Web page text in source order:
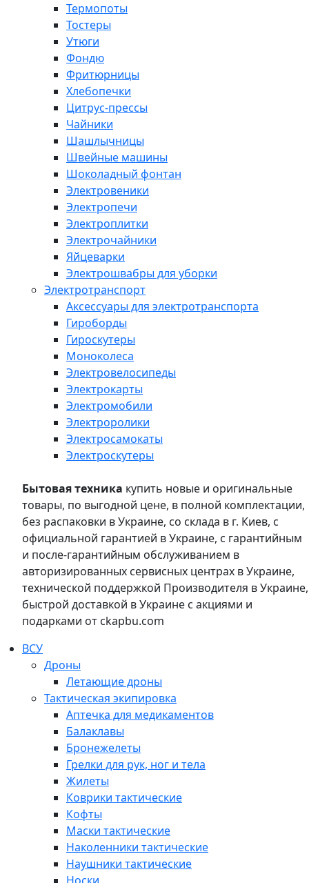
Термопоты
Тостеры
Утюги
Фондю
Фритюрницы
Хлебопечки
Цитрус-прессы
Чайники
Шашлычницы
Швейные машины
Шоколадный фонтан
Электровеники
Электропечи
Электроплитки
Электрочайники
Яйцеварки
Электрошвабры для уборки
Электротранспорт
Аксессуары для электротранспорта
Гироборды
Гироскутеры
Моноколеса
Электровелосипеды
Электрокарты
Электромобили
Электроролики
Электросамокаты
Электроскутеры
Бытовая техника купить новые и оригинальные
товары, по выгодной цене, в полной комплектации,
без распаковки в Украине, со склада в г. Киев, с
официальной гарантией в Украине, с гарантийным
и после-гарантийным обслуживанием в
авторизированных сервисных центрах в Украине,
технической поддержкой Производителя в Украине,
быстрой доставкой в Украине с акциями и
подарками от ckapbu.com
ВСУ
Дроны
Летающие дроны
Тактическая экипировка
Аптечка для медикаментов
Балаклавы
Бронежелеты
Грелки для рук, ног и тела
Жилеты
Коврики тактические
Кофты
Маски тактические
Наколенники тактические
Наушники тактические